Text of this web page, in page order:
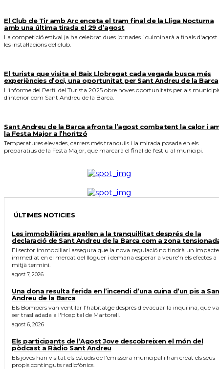
El Club de Tir amb Arc enceta el tram final de la Lliga Nocturna
amb una última tirada el 29 d’agost
La competició estival ja ha celebrat dues jornades i culminarà a finals d'agost
les instal·lacions del club.
El turista que visita el Baix Llobregat cada vegada busca més
experiències d’oci, una oportunitat per Sant Andreu de la Barca
L'informe del Perfil del Turista 2025 obre noves oportunitats per als
d'interior com Sant Andreu de la Barca.
Sant Andreu de la Barca afronta l’agost combatent la calor i
la Festa Major a l’horitzó
Temperatures elevades, carrers més tranquils i la mirada posada en els
preparatius de la Festa Major, que marcarà el final de l'estiu al municipi.
ÚLTIMES NOTICIES
Les immobiliàries apel·len a la tranquil·litat després de la
declaració de Sant Andreu de la Barca com a zona
El sector immobiliari assegura que la nova regulació no tindrà un impacte
immediat en el mercat del lloguer i demana esperar a veure'n els efectes a
mitjà termini.
agost 7, 2026
Una dona resulta ferida en l’incendi d’una cuina d’un pis a
Andreu de la Barca
Els Bombers van ventilar l'habitatge després d'evacuar la inquilina, que va
ser traslladada a l'Hospital de Martorell.
agost 6, 2026
Els participants de l’Agost Jove descobreixen el món del
pòdcast a Ràdio Sant Andreu
Els joves han visitat els estudis de l'emissora municipal i han creat els seus
propis continguts radiofònics.